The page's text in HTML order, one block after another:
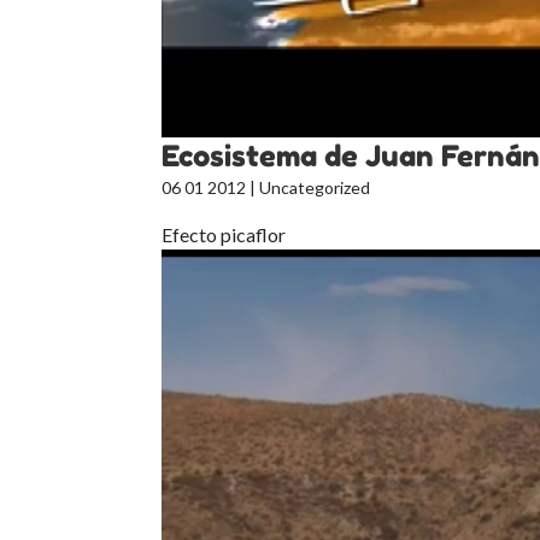
Ecosistema de Juan
06 01 2012 | Uncategorized
Efecto picaflor